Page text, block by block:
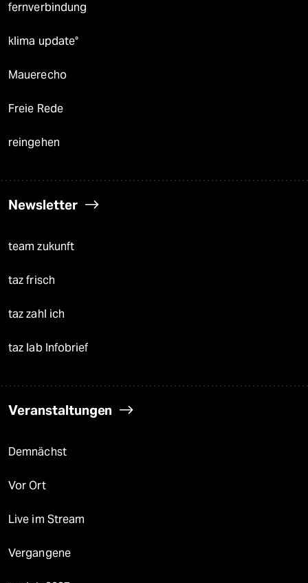
fernverbindung
klima update°
Mauerecho
Freie Rede
reingehen
Newsletter
team zukunft
taz frisch
taz zahl ich
taz lab Infobrief
Veranstaltungen
Demnächst
Vor Ort
Live im Stream
Vergangene